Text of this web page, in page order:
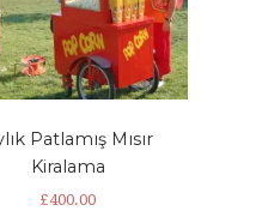
Patlamış Mısır
Kiralama
£400.00